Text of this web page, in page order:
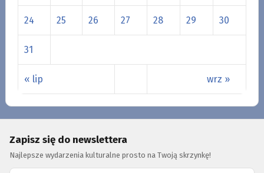
« lip wrz »
24 25 26 27 28 29 30
31
Zapisz się do newslettera
Najlepsze wydarzenia kulturalne prosto na Twoją skrzynkę!